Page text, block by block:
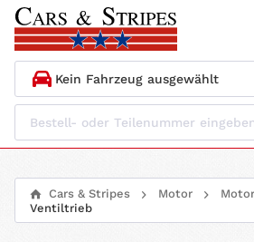
1. HERSTELLER
3. BAUJAHR
Cars & Stripes Motor
Ventiltrieb